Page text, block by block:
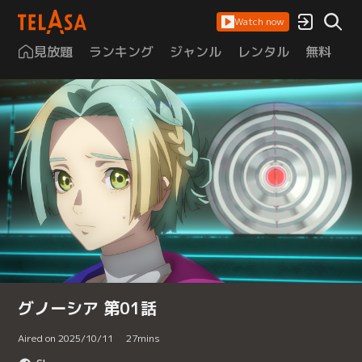
Watch now
見放題 ランキング ジャンル レンタル 無料
グノーシア 第01話
Aired on 2025/10/11 27mins